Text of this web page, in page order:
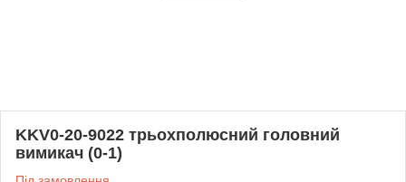
KKV0-20-9022 трьохполюсний головний
вимикач (0-1)